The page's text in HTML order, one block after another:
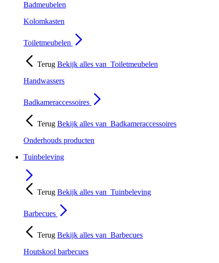
Badmeubelen
Kolomkasten
Toiletmeubelen
Terug Bekijk alles van Toiletmeubelen
Handwassers
Badkameraccessoires
Terug Bekijk alles van Badkameraccessoires
Onderhouds producten
Tuinbeleving
Terug Bekijk alles van Tuinbeleving
Barbecues
Terug Bekijk alles van Barbecues
Houtskool barbecues